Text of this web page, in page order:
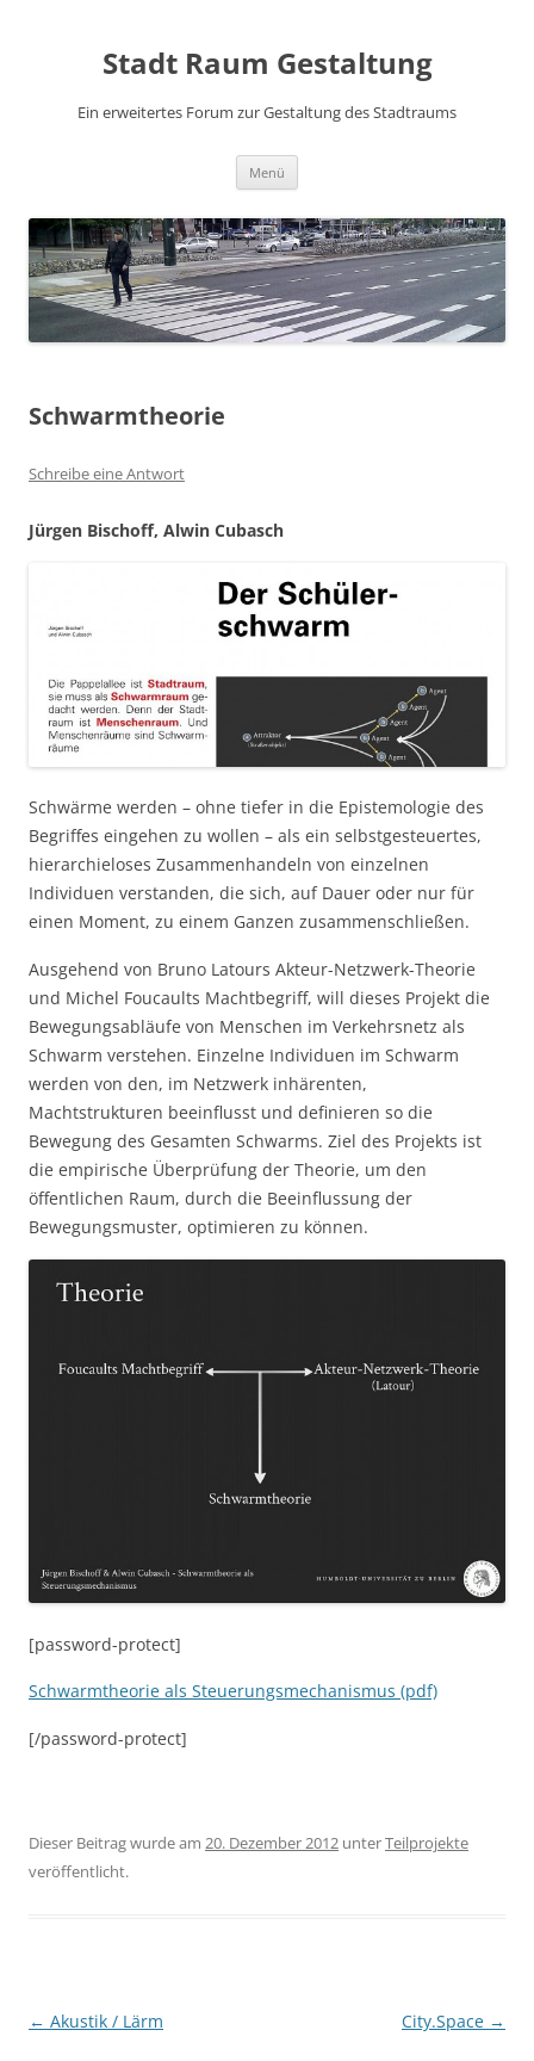
Stadt Raum Gestaltung
Ein erweitertes Forum zur Gestaltung des Stadtraums
Menü
Schwarmtheorie
Schreibe eine Antwort
Jürgen Bischoff, Alwin Cubasch
Schwärme werden – ohne tiefer in die Epistemologie des
Begriffes eingehen zu wollen – als ein selbstgesteuertes,
hierarchieloses Zusammenhandeln von einzelnen
Individuen verstanden, die sich, auf Dauer oder nur für
einen Moment, zu einem Ganzen zusammenschließen.
Ausgehend von Bruno Latours Akteur-Netzwerk-Theorie
und Michel Foucaults Machtbegriff, will dieses Projekt die
Bewegungsabläufe von Menschen im Verkehrsnetz als
Schwarm verstehen. Einzelne Individuen im Schwarm
werden von den, im Netzwerk inhärenten,
Machtstrukturen beeinflusst und definieren so die
Bewegung des Gesamten Schwarms. Ziel des Projekts ist
die empirische Überprüfung der Theorie, um den
öffentlichen Raum, durch die Beeinflussung der
Bewegungsmuster, optimieren zu können.
[password-protect]
Schwarmtheorie als Steuerungsmechanismus (pdf)
[/password-protect]
Dieser Beitrag wurde am 20. Dezember 2012 unterTeilprojekte
veröffentlicht.
Beitragsnavigation
← Akustik / Lärm City.Space →